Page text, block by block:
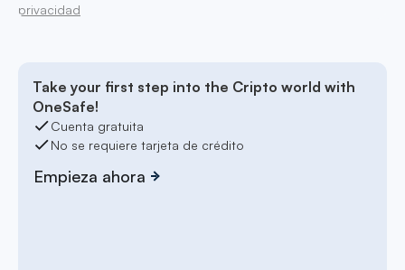
privacidad
Take your first step into the Cripto world with
OneSafe!
Cuenta gratuita
No se requiere tarjeta de crédito
Empieza ahora